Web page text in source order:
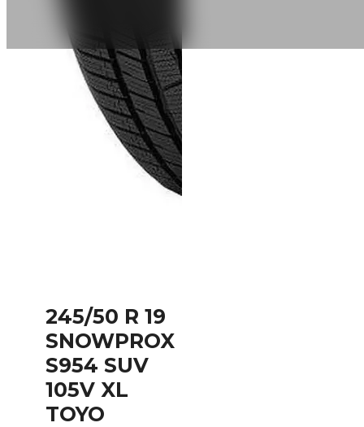
245/50 R 19
SNOWPROX
S954 SUV
105V XL
TOYO